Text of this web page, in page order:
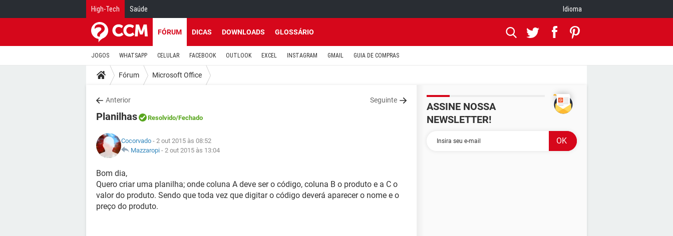
High-Tech Saúde Idioma
FÓRUM DICAS DOWNLOADS GLOSSÁRIO
JOGOS WHATSAPP CELULAR FACEBOOK OUTLOOK EXCEL INSTAGRAM GMAIL GUIA DE COMPRAS
Fórum Microsoft Office
Anterior Seguinte
Planilhas Resolvido/Fechado
Cocorvado - 2 out 2015 às 08:52
Mazzaropi - 2 out 2015 às 13:04
Bom dia,
Quero criar uma planilha; onde coluna A deve ser o código, coluna B o produto e a C o
valor do produto. Sendo que toda vez que digitar o código deverá aparecer o nome e o
preço do produto.
ASSINE NOSSA
NEWSLETTER!